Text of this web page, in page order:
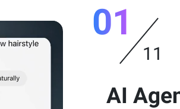
01
11
AI